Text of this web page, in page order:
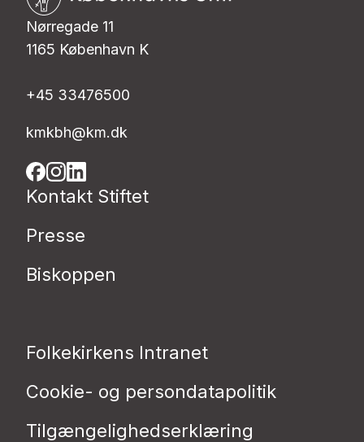
Nørregade 11
1165 København K
+45 33476500
kmkbh@km.dk
Kontakt Stiftet
Presse
Biskoppen
Folkekirkens Intranet
Cookie- og persondatapolitik
Tilgængelighedserklæring